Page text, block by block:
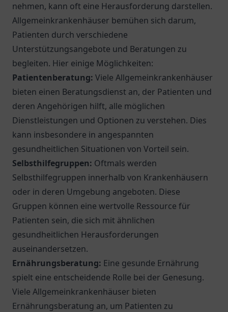
nehmen, kann oft eine Herausforderung darstellen.
Allgemeinkrankenhäuser bemühen sich darum,
Patienten durch verschiedene
Unterstützungsangebote und Beratungen zu
begleiten. Hier einige Möglichkeiten:
Patientenberatung: Viele Allgemeinkrankenhäuser
bieten einen Beratungsdienst an, der Patienten und
deren Angehörigen hilft, alle möglichen
Dienstleistungen und Optionen zu verstehen. Dies
kann insbesondere in angespannten
gesundheitlichen Situationen von Vorteil sein.
Selbsthilfegruppen: Oftmals werden
Selbsthilfegruppen innerhalb von Krankenhäusern
oder in deren Umgebung angeboten. Diese
Gruppen können eine wertvolle Ressource für
Patienten sein, die sich mit ähnlichen
gesundheitlichen Herausforderungen
auseinandersetzen.
Ernährungsberatung: Eine gesunde Ernährung
spielt eine entscheidende Rolle bei der Genesung.
Viele Allgemeinkrankenhäuser bieten
Ernährungsberatung an, um Patienten zu